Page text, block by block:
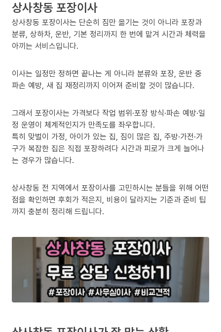
상사창동 포장이사
상사창동 포장이사는 단순히 짐만 옮기는 것이 아니라 포장과
분류, 상하차, 운반, 기본 정리까지 한 번에 맡겨 시간과 체력을
아끼는 서비스입니다.
이사는 일정만 정하면 끝나는 게 아니라 분류와 포장, 운반 중
파손 예방, 새 집 재정리까지 이어져 준비할 것이 많습니다.
그래서 포장이사는 가격보다 작업 범위·포장 방식·파손 예방·일
정 운영이 체계적인지가 만족도를 좌우합니다.
특히 맞벌이 가정, 아이가 있는 집, 짐이 많은 집, 주방·가전·가
구가 복잡한 집은 직접 포장하려다 시간과 피로가 크게 늘어나
는 경우가 많습니다.
상사창동 전 지역에서 포장이사를 고민하시는 분들을 위해 어떤
점을 확인하면 후회가 적은지, 비용이 달라지는 기준과 준비 팁
까지 충분히 정리해 드립니다.